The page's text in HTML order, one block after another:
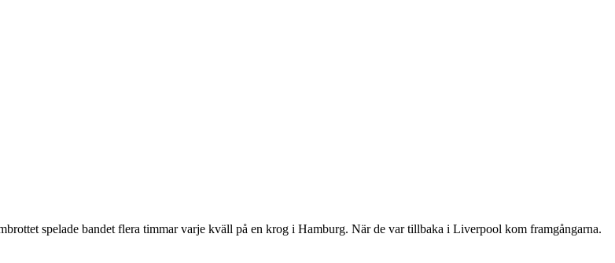
spelade bandet flera timmar varje kväll på en krog i Hamburg. När de var tillbaka i Liverpool kom framgångarna.